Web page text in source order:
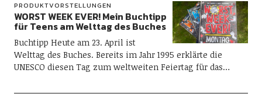
PRODUKTVORSTELLUNGEN
WORST WEEK EVER! Mein Buchtipp
für Teens am Welttag des Buches
Buchtipp Heute am 23. April ist
Welttag des Buches. Bereits im Jahr 1995 erklärte die
UNESCO diesen Tag zum weltweiten Feiertag für das…